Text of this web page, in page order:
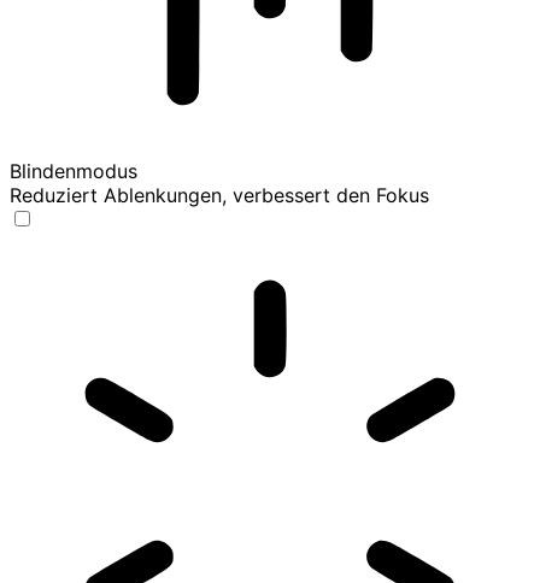
Blindenmodus
Reduziert Ablenkungen, verbessert den Fokus